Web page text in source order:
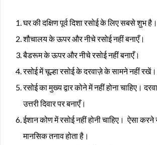
घर की दक्षिण पूर्व दिशा रसोई के लिए सबसे शुभ है।
शौचालय के ऊपर और नीचे रसोई नहीं बनाएँ।
बैडरूम के ऊपर और नीचे रसोई नहीं बनाएँ।
रसोई में चूल्हा रसोई के दरवाज़े के सामने नहीं रखें।
रसोई का मुख्य द्वार कोने में नहीं होना चाहिए।
उत्तरी दिवार पर बनाएँ।
ईशान कोण में रसोई नहीं होनी चाहिए। ऐसा करने
मानसिक तनाव होता है।